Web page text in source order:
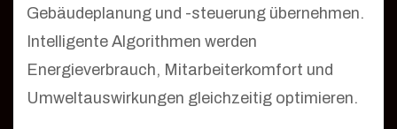
Gebäudeplanung und -steuerung übernehmen.
Intelligente Algorithmen werden
Energieverbrauch, Mitarbeiterkomfort und
Umweltauswirkungen gleichzeitig optimieren.